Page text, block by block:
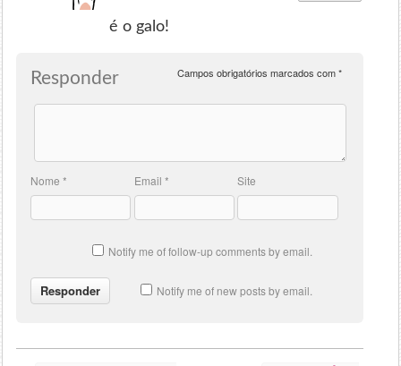
é o galo!
Responder Campos obrigatórios marcados com*
Nome* Email * Site
Notify me of follow-up comments by email.
Notify me of new posts by email.